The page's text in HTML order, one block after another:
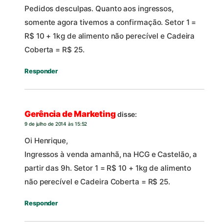
Pedidos desculpas. Quanto aos ingressos,
somente agora tivemos a confirmação. Setor 1 =
R$ 10 + 1kg de alimento não perecível e Cadeira
Coberta = R$ 25.
Responder
Gerência de Marketingdisse:
9 de julho de 2014 às 15:52
Oi Henrique,
Ingressos à venda amanhã, na HCG e Castelão, a
partir das 9h. Setor 1 = R$ 10 + 1kg de alimento
não perecível e Cadeira Coberta = R$ 25.
Responder